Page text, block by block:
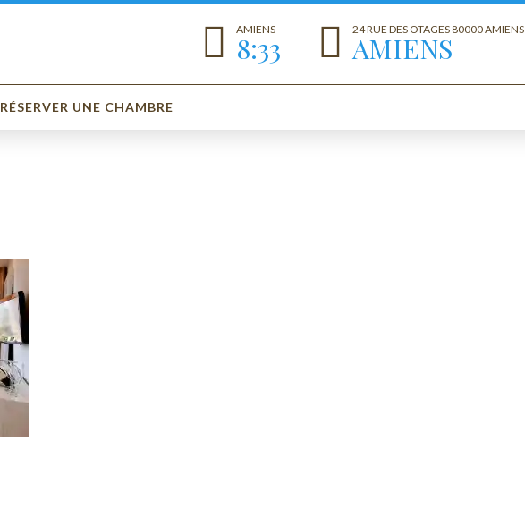
AMIENS
8:33
24 RUE DES OTAGES 80000 AMIENS
AMIENS
RÉSERVER UNE CHAMBRE